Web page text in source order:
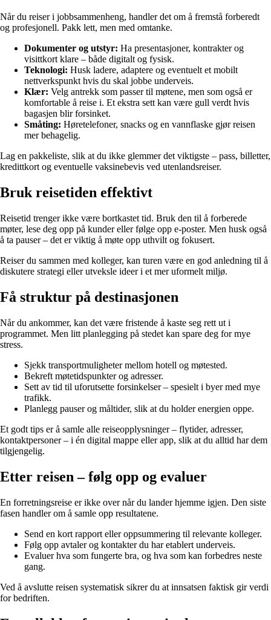
Når du reiser i jobbsammenheng, handler det om å fremstå forberedt
og profesjonell. Pakk lett, men med omtanke.
Dokumenter og utstyr: Ha presentasjoner, kontrakter og
visittkort klare – både digitalt og fysisk.
Teknologi: Husk ladere, adaptere og eventuelt et mobilt
nettverkspunkt hvis du skal jobbe underveis.
Klær: Velg antrekk som passer til møtene, men som også er
komfortable å reise i. Et ekstra sett kan være gull verdt hvis
bagasjen blir forsinket.
Småting: Høretelefoner, snacks og en vannflaske gjør reisen
mer behagelig.
Lag en pakkeliste, slik at du ikke glemmer det viktigste – pass, billetter,
kredittkort og eventuelle vaksinebevis ved utenlandsreiser.
Bruk reisetiden effektivt
Reisetid trenger ikke være bortkastet tid. Bruk den til å forberede
møter, lese deg opp på kunder eller følge opp e-poster. Men husk også
å ta pauser – det er viktig å møte opp uthvilt og fokusert.
Reiser du sammen med kolleger, kan turen være en god anledning til å
diskutere strategi eller utveksle ideer i et mer uformelt miljø.
Få struktur på destinasjonen
Når du ankommer, kan det være fristende å kaste seg rett ut i
programmet. Men litt planlegging på stedet kan spare deg for mye
stress.
Sjekk transportmuligheter mellom hotell og møtested.
Bekreft møtetidspunkter og adresser.
Sett av tid til uforutsette forsinkelser – spesielt i byer med mye
trafikk.
Planlegg pauser og måltider, slik at du holder energien oppe.
Et godt tips er å samle alle reiseopplysninger – flytider, adresser,
kontaktpersoner – i én digital mappe eller app, slik at du alltid har dem
tilgjengelig.
Etter reisen – følg opp og evaluer
En forretningsreise er ikke over når du lander hjemme igjen. Den siste
fasen handler om å samle opp resultatene.
Send en kort rapport eller oppsummering til relevante kolleger.
Følg opp avtaler og kontakter du har etablert underveis.
Evaluer hva som fungerte bra, og hva som kan forbedres neste
gang.
Ved å avslutte reisen systematisk sikrer du at innsatsen faktisk gir verdi
for bedriften.